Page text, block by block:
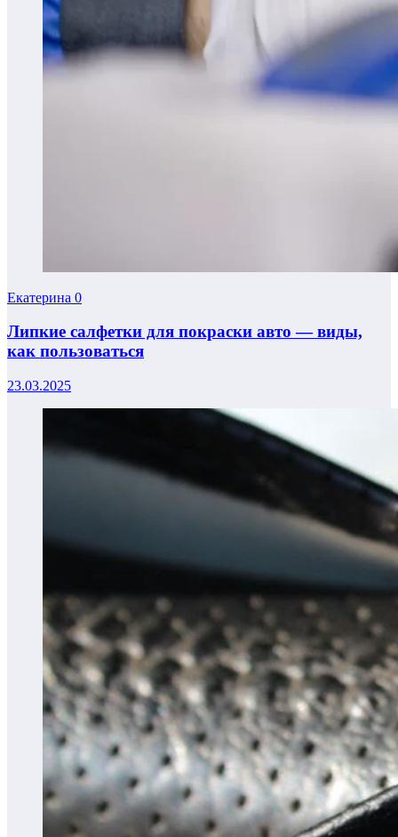
Екатерина 0
Липкие салфетки для покраски авто — виды,
как пользоваться
23.03.2025